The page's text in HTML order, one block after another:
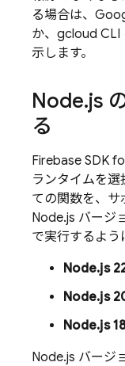
る場合は、
か、gcloud CLI
示します。
Node.js
る
Firebase SDK
ランタイムを選
ての関数を、
Node.js バージ
で実行するよう
Node.js
Node.js
Node.js
Node.js バージ